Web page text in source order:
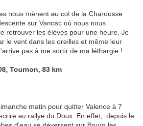
nous mènent au col de la Charousse
sur Vanosc où nous nous
retrouver les élèves pour une heure. Je
le vent dans les oreilles et même leur
pas à me sortir de ma léthargie !
Tournon, 83 km
matin pour quitter Valence à 7
au rallye du Doux. En effet, depuis le